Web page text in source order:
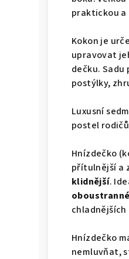
praktickou
Kokon je
upravovat
dečku.
postýlky,
Luxusní
postel
Hnízdečko
přítulnější a
klidnější.
oboustranné
chladnějších
Hnízdečko
nemluvňat,